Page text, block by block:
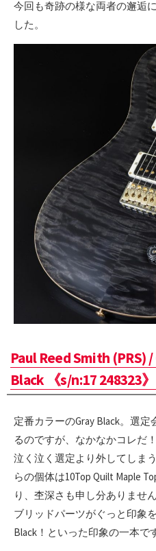
今回も奇跡の様な両者の邂逅
した。
Paul Reed Smith (PRS)
Black 《s/n:17 248323
定番カラーのGray Black。選定
るのですが、なかなかコレだ
泣く泣く選定より外してしま
らの個体は10Top Quilt Maple
り、杢深さも申し分ありませ
ブリッドパーツがぐっと印象
Black！といった印象の一本で